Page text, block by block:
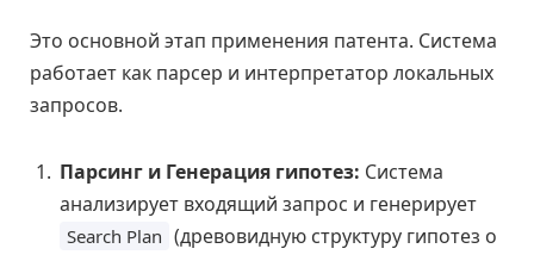
Это основной этап применения патента. Система
работает как парсер и интерпретатор локальных
запросов.
Парсинг и Генерация гипотез: Система
анализирует входящий запрос и генерирует
Search Plan (древовидную структуру гипотез о